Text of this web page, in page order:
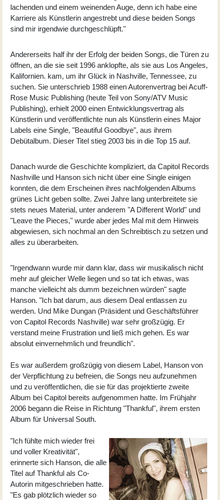
lachenden und einem weinenden Auge, denn ich habe eine
Karriere als Künstlerin angestrebt und diese beiden Songs
sind mir irgendwie durchgeschlüpft."
Andererseits half ihr der Erfolg der beiden Songs, die Türen zu
öffnen, an die sie seit 1996 anklopfte, als sie aus Los Angeles,
Kalifornien. kam, um ihr Glück in Nashville, Tennessee, zu
suchen. Sie unterschrieb 1988 einen Autorenvertrag bei Acuff-
Rose Music Publishing (heute Teil von Sony/ATV Music
Publishing), erhielt 2000 einen Entwicklungsvertrag als
Künstlerin und veröffentlichte nun als Künstlerin eines Major
Labels eine Single, "Beautiful Goodbye", aus ihrem
Debütalbum. Dieser Titel stieg 2003 bis in die Top 15 auf.
Danach wurde die Geschichte kompliziert, da Capitol Records
Nashville und Hanson sich nicht über eine Single einigen
konnten, die dem Erscheinen ihres nachfolgenden Albums
grünes Licht geben sollte. Zwei Jahre lang unterbreitete sie
stets neues Material, unter anderem "A Different World" und
"Leave the Pieces," wurde aber jedes Mal mit dem Hinweis
abgewiesen, sich nochmal an den Schreibtisch zu setzen und
alles zu überarbeiten.
"Irgendwann wurde mir dann klar, dass wir musikalisch nicht
mehr auf gleicher Welle liegen und so tat ich etwas, was
manche vielleicht als dumm bezeichnen würden" sagte
Hanson. "Ich bat darum, aus diesem Deal entlassen zu
werden. Und Mike Dungan (Präsident und Geschäftsführer
von Capitol Records Nashville) war sehr großzügig. Er
verstand meine Frustration und ließ mich gehen. Es war
absolut einvernehmlich und freundlich".
Es war außerdem großzügig von diesem Label, Hanson von
der Verpflichtung zu befreien, die Songs neu aufzunehmen
und zu veröffentlichen, die sie für das projektierte zweite
Album bei Capitol bereits aufgenommen hatte. Im Frühjahr
2006 begann die Reise in Richtung "Thankful", ihrem ersten
Album für Universal South.
"Ich fühlte mich wieder frei
und voller Kreativität",
erinnerte sich Hanson, die alle
Titel auf Thankful als Co-
Autorin mitgeschrieben hatte.
"Es gab plötzlich wieder so